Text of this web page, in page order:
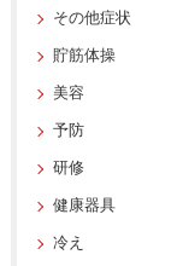
その他症状
貯筋体操
美容
予防
研修
健康器具
冷え